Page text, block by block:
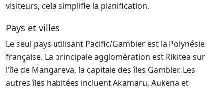
visiteurs, cela simplifie la planification.
Pays et villes
Le seul pays utilisant Pacific/Gambier est la Polynésie
française. La principale agglomération est Rikitea sur
l'île de Mangareva, la capitale des îles Gambier. Les
autres îles habitées incluent Akamaru, Aukena et